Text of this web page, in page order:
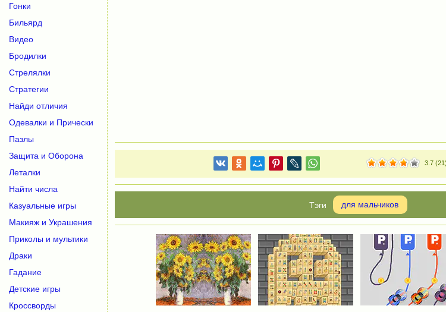
3.7 (21)
для мальчиков
Гонки
Бильярд
Видео
Бродилки
Стрелялки
Стратегии
Найди отличия
Одевалки и Прически
Пазлы
Защита и Оборона
Леталки
Найти числа
Казуальные игры
Макияж и Украшения
Приколы и мультики
Драки
Гадание
Детские игры
Кроссворды